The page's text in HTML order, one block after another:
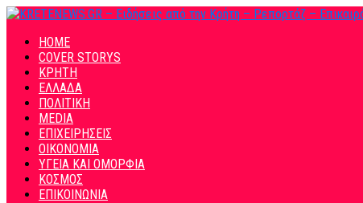
HOME
COVER STORYS
ΚΡΗΤΗ
ΕΛΛΑΔΑ
ΠΟΛΙΤΙΚΗ
MEDIA
ΕΠΙΧΕΙΡΗΣΕΙΣ
ΟΙΚΟΝΟΜΙΑ
ΥΓΕΙΑ ΚΑΙ ΟΜΟΡΦΙΑ
ΚΟΣΜΟΣ
ΕΠΙΚΟΙΝΩΝΙΑ